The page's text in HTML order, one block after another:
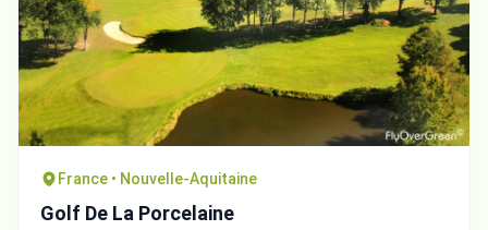
France • Nouvelle-Aquitaine
Golf De La Porcelaine